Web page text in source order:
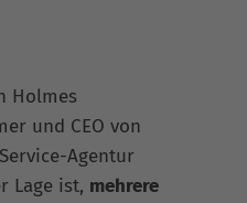
Holmes
und CEO von
Agentur
Lage ist, mehrere